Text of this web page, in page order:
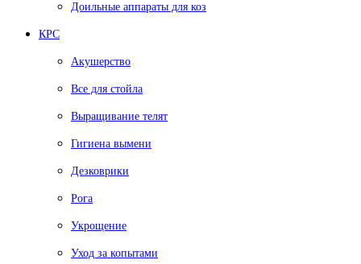
Доильные аппараты для коз
КРС
Акушерство
Все для стойла
Выращивание телят
Гигиена вымени
Дезковрики
Рога
Укрощение
Уход за копытами